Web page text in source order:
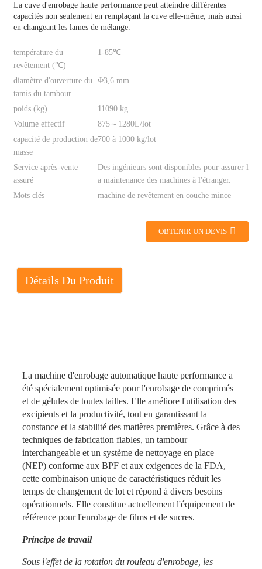
La cuve d'enrobage haute performance peut atteindre différentes
capacités non seulement en remplaçant la cuve elle-même, mais aussi
en changeant les lames de mélange.
température du
revêtement (℃)
1-85℃
diamètre d'ouverture du
tamis du tambour
Φ3,6 mm
poids (kg)
11090 kg
Volume effectif
875～1280L/lot
capacité de production de
masse
700 à 1000 kg/lot
Service après-vente
assuré
Des ingénieurs sont disponibles pour assurer l
a maintenance des machines à l'étranger.
Mots clés
machine de revêtement en couche mince
OBTENIR UN DEVIS
Détails Du Produit
La machine d'enrobage automatique haute performance a
été spécialement optimisée pour l'enrobage de comprimés
et de gélules de toutes tailles. Elle améliore l'utilisation des
excipients et la productivité, tout en garantissant la
constance et la stabilité des matières premières. Grâce à des
techniques de fabrication fiables, un tambour
interchangeable et un système de nettoyage en place
(NEP) conforme aux BPF et aux exigences de la FDA,
cette combinaison unique de caractéristiques réduit les
temps de changement de lot et répond à divers besoins
opérationnels. Elle constitue actuellement l'équipement de
référence pour l'enrobage de films et de sucres.
Principe de travail
Sous l'effet de la rotation du rouleau d'enrobage, les